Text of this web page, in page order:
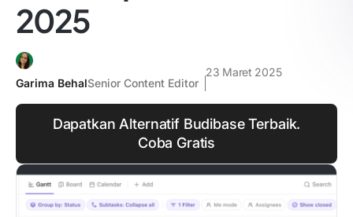
2025
Garima BehalSenior Content Editor
23 Maret 2025
Dapatkan Alternatif Budibase Terbaik.
Coba Gratis